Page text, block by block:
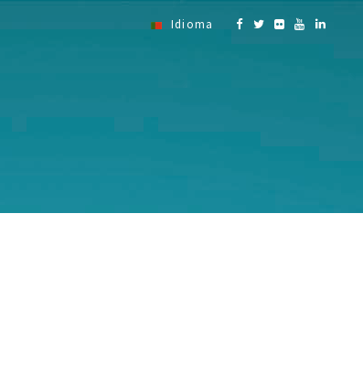
Idioma